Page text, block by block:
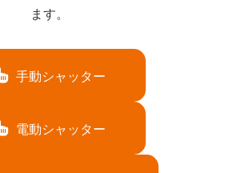
ます。
手動シャッター
電動シャッター